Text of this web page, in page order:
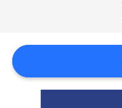
PRIVACY
POLICY